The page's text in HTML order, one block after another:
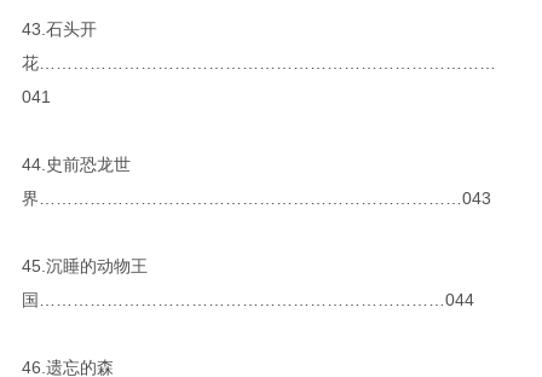
43.石头开
花………………………………………………………………………
041
44.史前恐龙世
界…………………………………………………………………043
45.沉睡的动物王
国………………………………………………………………044
46.遗忘的森